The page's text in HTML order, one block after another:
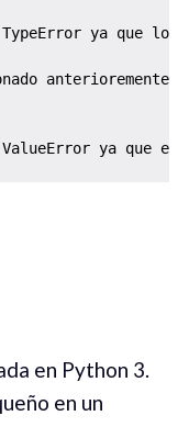
ya que
ya que el
en Python 3.
en un